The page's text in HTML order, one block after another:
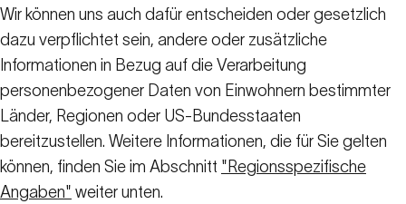
Wir können uns auch dafür entscheiden oder gesetzlich
dazu verpflichtet sein, andere oder zusätzliche
Informationen in Bezug auf die Verarbeitung
personenbezogener Daten von Einwohnern bestimmter
Länder, Regionen oder US-Bundesstaaten
bereitzustellen. Weitere Informationen, die für Sie gelten
können, finden Sie im Abschnitt "Regionsspezifische
Angaben" weiter unten.